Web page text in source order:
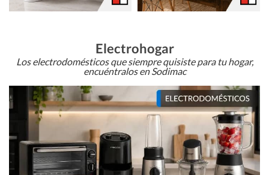
Electrohogar
Los electrodomésticos que siempre quisiste para tu hogar,
encuéntralos en Sodimac